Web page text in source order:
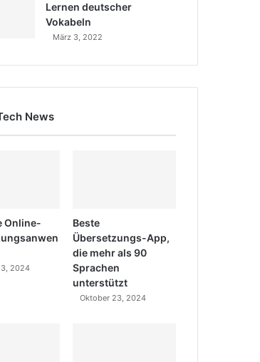
Lernen deutscher
Vokabeln
März 3, 2022
News
Online-
2024
Beste
Übersetzungs-App,
die mehr als 90
Sprachen
unterstützt
Oktober 23, 2024